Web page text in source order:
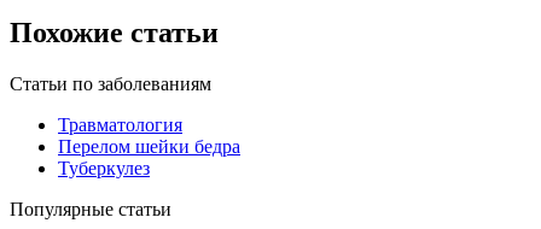
Похожие статьи
Статьи по заболеваниям
Травматология
Перелом шейки бедра
Туберкулез
Популярные статьи